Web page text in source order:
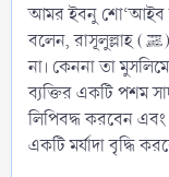
আমর ইবনু শো‘আইব
বলেন, রাসূলুল্লাহ (ﷺ) বলেছেন, তোমরা সাদা চুলগুলো তুলে ফেল
না। কেননা তা
ব্যক্তির একটি পশম
লিপিবদ্ধ করবেন
একটি মর্যাদা বৃদ্ধি